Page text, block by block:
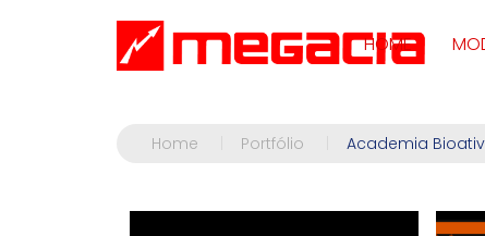
HOME
Home Portfólio Academia